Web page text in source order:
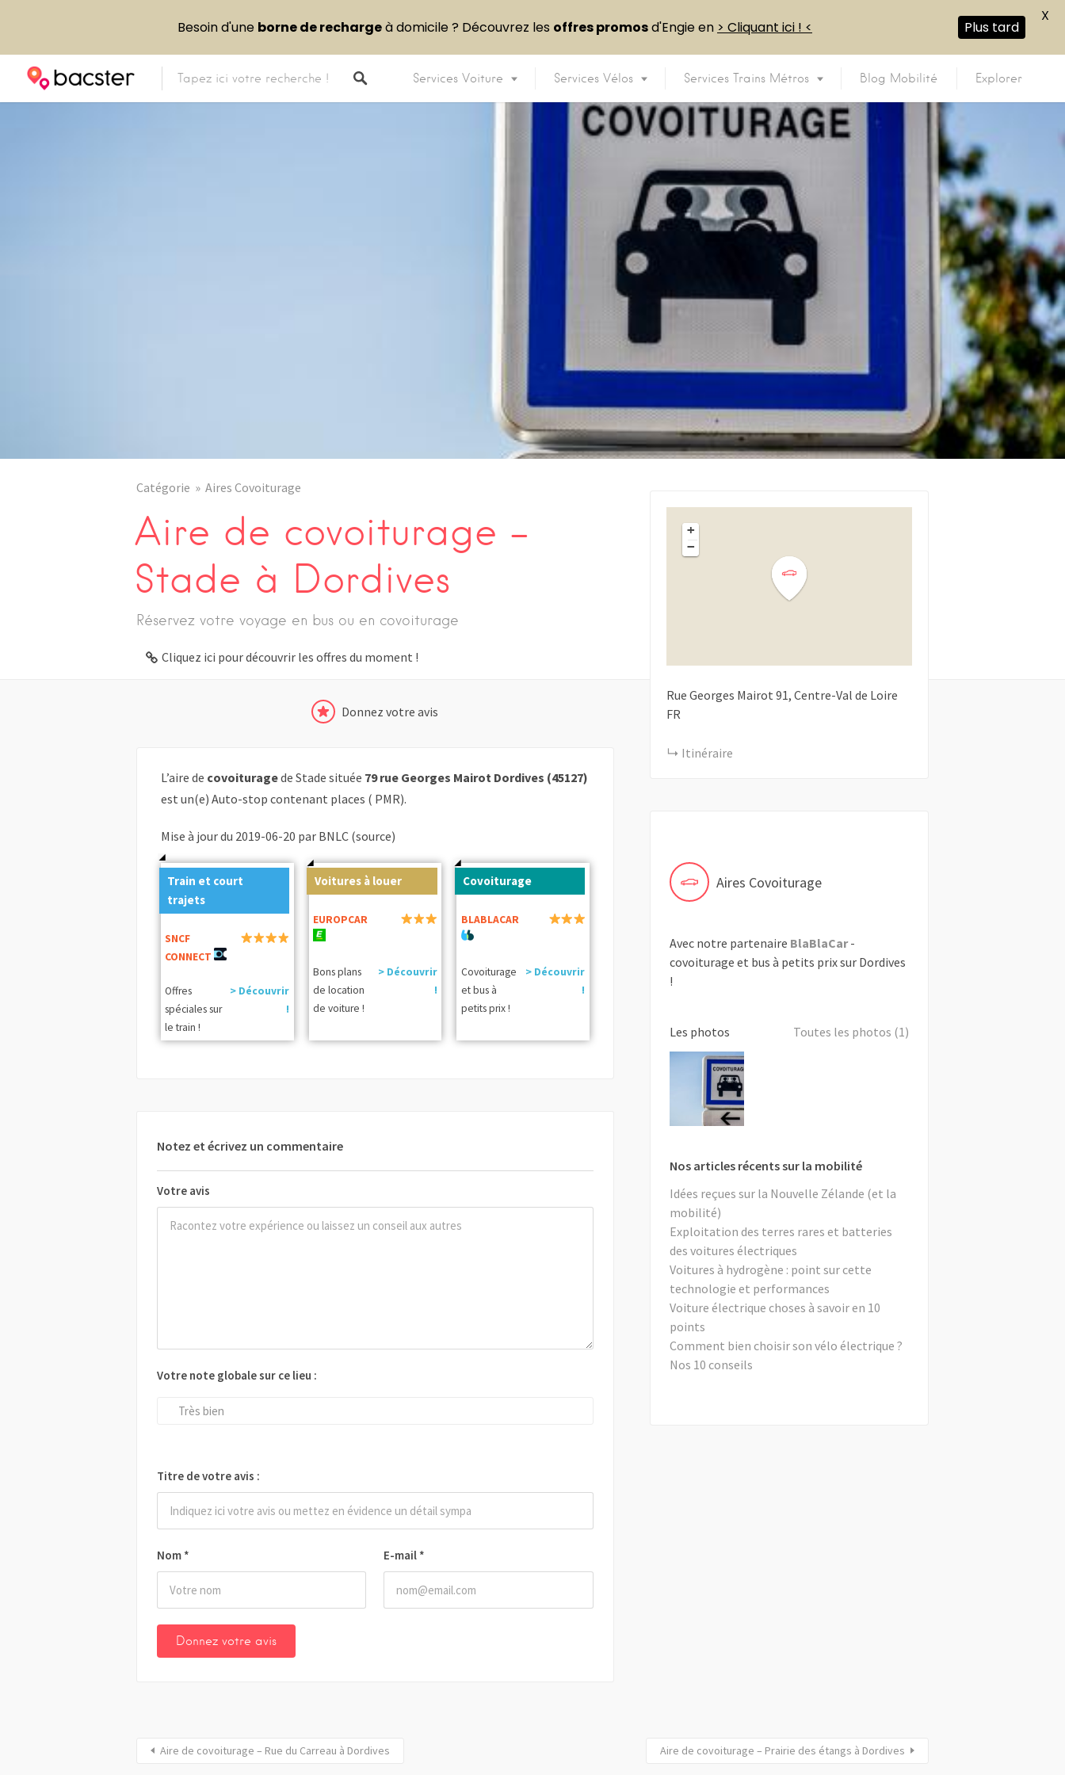
Services Voiture Services Vélos Services Trains Métros Blog Mobilité Explorer
Catégorie Aires Covoiturage
Aire de covoiturage –
Stade à Dordives
Réservez votre voyage en bus ou en covoiturage
Cliquez ici pour découvrir les offres du moment !
Donnez votre avis
L’aire de covoituragede Stade située 79 rue Georges Mairot Dordives (45127)
est un(e) Auto-stop contenant places ( PMR).
Mise à jour du 2019-06-20 par BNLC (source)
Train et court
trajets
SNCF
CONNECT
Offres
spéciales sur
le train !
> Découvrir
!
Voitures à louer
EUROPCAR
Bons plans
de location
de voiture !
> Découvrir
!
Covoiturage
BLABLACAR
Covoiturage
et bus à
petits prix !
> Découvrir
!
Notez et écrivez un commentaire
Votre avis
Nom * E-mail *
Votre note globale sur ce lieu :
Très bien
Titre de votre avis :
+
−
Rue Georges Mairot 91 Centre-Val de Loire
FR
Itinéraire
Aires Covoiturage
Avec notre partenaire BlaBlaCar-
covoiturage et bus à petits prix sur Dordives
!
Les photos Toutes les photos (1)
Nos articles récents sur la mobilité
Idées reçues sur la Nouvelle Zélande (et la
mobilité)
Exploitation des terres rares et batteries
des voitures électriques
Voitures à hydrogène : point sur cette
technologie et performances
Voiture électrique choses à savoir en 10
points
Comment bien choisir son vélo électrique ?
Nos 10 conseils
Aire de covoiturage – Rue du Carreau à Dordives Aire de covoiturage – Prairie des étangs à Dordives
Besoin d'une borne de rechargeà domicile ? Découvrez les offres promosd'Engie en > Cliquant ici ! < Plus tard
X